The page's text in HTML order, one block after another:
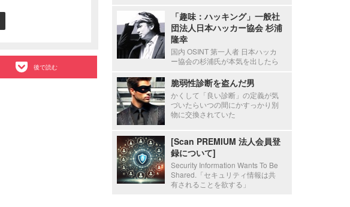
後で読む
「趣味：ハッキング」一般社
団法人日本ハッカー協会 杉浦
隆幸
国内 OSINT 第一人者 日本ハッカ
ー協会の杉浦氏が本気を出したら
脆弱性診断を盗んだ男
かくして「良い診断」の定義が気
づいたらいつの間にかすっかり別
物に交換されていた
[Scan PREMIUM 法人会員登
録について]
Security Information Wants To Be
Shared.「セキュリティ情報は共
有されることを欲する」